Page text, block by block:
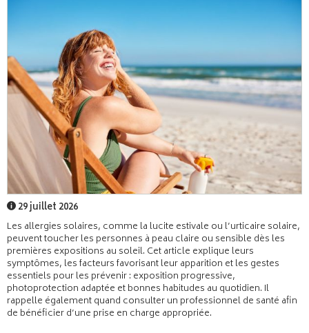
29 juillet 2026
Les allergies solaires, comme la lucite estivale ou l’urticaire solaire,
peuvent toucher les personnes à peau claire ou sensible dès les
premières expositions au soleil. Cet article explique leurs
symptômes, les facteurs favorisant leur apparition et les gestes
essentiels pour les prévenir : exposition progressive,
photoprotection adaptée et bonnes habitudes au quotidien. Il
rappelle également quand consulter un professionnel de santé afin
de bénéficier d’une prise en charge appropriée.